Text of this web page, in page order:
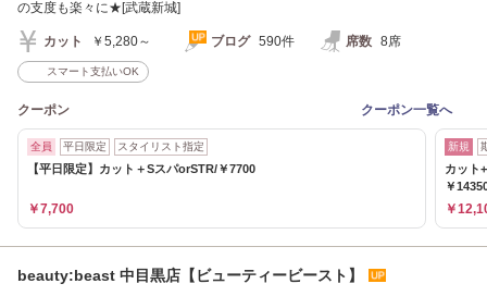
の支度も楽々に★[武蔵新城]
カット ￥5,280～ ブログ 590件 席数 8席
スマート支払いOK
クーポン クーポン一覧へ
全員 平日限定 スタイリスト指定
【平日限定】カット＋SスパorSTR/￥7700
￥7,700
新規
カット
￥
￥
beauty:beast 中目黒店【ビューティービースト】